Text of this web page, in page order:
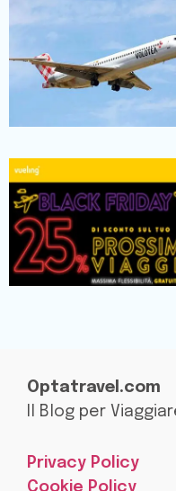
Optatravel.com
Il Blog per
Privacy Policy
Cookie Policy